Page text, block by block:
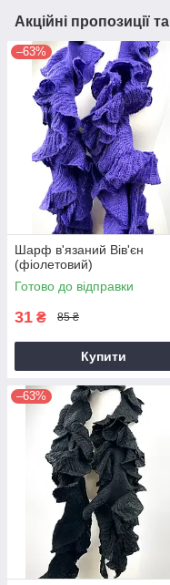
Акційні пропозиції
–63%
Шарф в'язаний Вів'єн
(фіолетовий)
Готово до відправки
31 ₴ 85 ₴
Купити
–63%